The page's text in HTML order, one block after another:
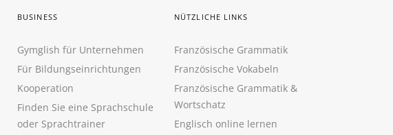
BUSINESS
Gymglish für Unternehmen
Für Bildungseinrichtungen
Kooperation
Finden Sie eine Sprachschule
oder Sprachtrainer
NÜTZLICHE LINKS
Französische Grammatik
Französische Vokabeln
Französische Grammatik &
Wortschatz
Englisch online lernen